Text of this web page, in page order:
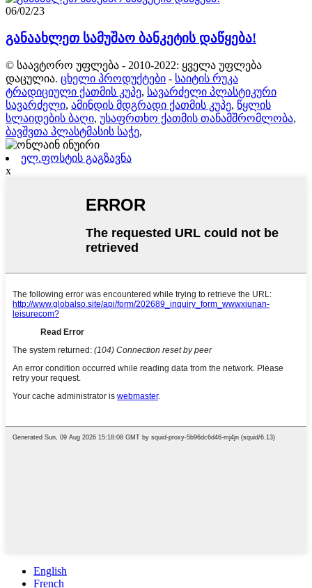
06/02/23
განაახლეთ სამუშაო ბანკეტის დაწყება!
© საავტორო უფლება - 2010-2022: ყველა უფლება
დაცულია. ცხელი პროდუქტები - საიტის რუკა
ტრადიციული ქათმის კუპე, სავარძელი პლასტიკური
სავარძელი, ამინდის მდგრადი ქათმის კუპე, წყლის
სლაიდების ბაღი, უსაფრთხო ქათმის თანამშრომლობა,
ბავშვთა პლასტმასის საჭე,
ელ.ფოსტის გაგზავნა
x
English
French